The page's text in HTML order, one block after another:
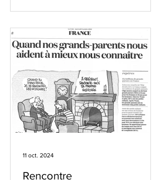
Rencontre
11 oct. 2024